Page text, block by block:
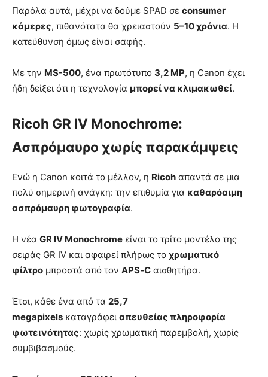
Παρόλα αυτά, μέχρι να δούμε SPAD σε consumer
κάμερες, πιθανότατα θα χρειαστούν 5–10 χρόνια. Η
κατεύθυνση όμως είναι σαφής.
Με την MS-500, ένα πρωτότυπο 3,2 MP, η Canon έχει
ήδη δείξει ότι η τεχνολογία μπορεί να κλιμακωθεί.
Ricoh GR IV Monochrome:
Ασπρόμαυρο χωρίς παρακάμψεις
Ενώ η Canon κοιτά το μέλλον, η Ricoh απαντά σε μια
πολύ σημερινή ανάγκη: την επιθυμία για καθαρόαιμη
ασπρόμαυρη φωτογραφία.
Η νέα GR IV Monochrome είναι το τρίτο μοντέλο της
σειράς GR IV και αφαιρεί πλήρως το χρωματικό
φίλτρο μπροστά από τον APS‑C αισθητήρα.
Έτσι, κάθε ένα από τα 25,7
megapixels καταγράφει απευθείας πληροφορία
φωτεινότητας: χωρίς χρωματική παρεμβολή, χωρίς
συμβιβασμούς.